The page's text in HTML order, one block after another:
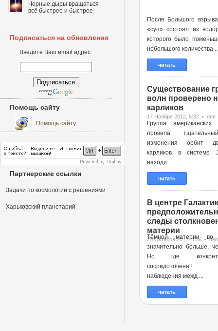
После Большого
«суп» состоял из
которого было
небольшого количества
читать
Существование
волн проверено
карликов
17 Ноября 2012, 5:32 • den
Группа американских
провела
изменения орбит
карликов в системе
находи ...
читать
В центре
следы
материи
25 Октября 2012, 4:36 • den
Тёмной материи во
значительно больше,
Но где
наблюдения межд ...
читать
Черные дыры вращаться
всё быстрее и быстрее
Подписаться на обновления
Введите Ваш email адрес:
Помощь сайту
Помощь сайту
Партнерские ссылки
Задачи по космологии с решениями
Харьковский планетарий